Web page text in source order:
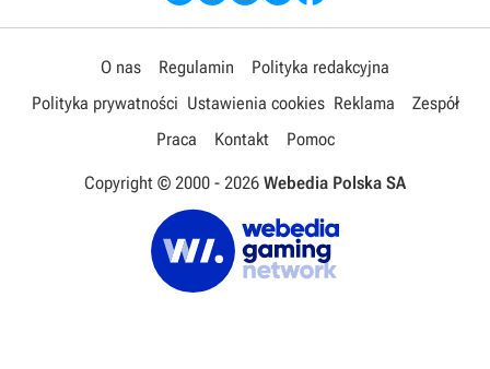
O nas Regulamin
Polityka redakcyjna
Polityka prywatności Ustawienia cookies Reklama
Zespół
Praca
Kontakt Pomoc
Copyright © 2000 - 2026 Webedia Polska SA